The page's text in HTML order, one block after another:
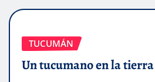
TUCUMÁN
Un tucumano en la